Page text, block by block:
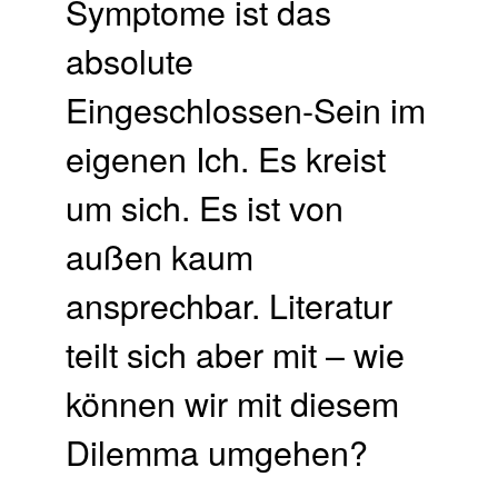
Symptome ist das
absolute
Eingeschlossen-Sein im
eigenen Ich. Es kreist
um sich. Es ist von
außen kaum
ansprechbar. Literatur
teilt sich aber mit – wie
können wir mit diesem
Dilemma umgehen?